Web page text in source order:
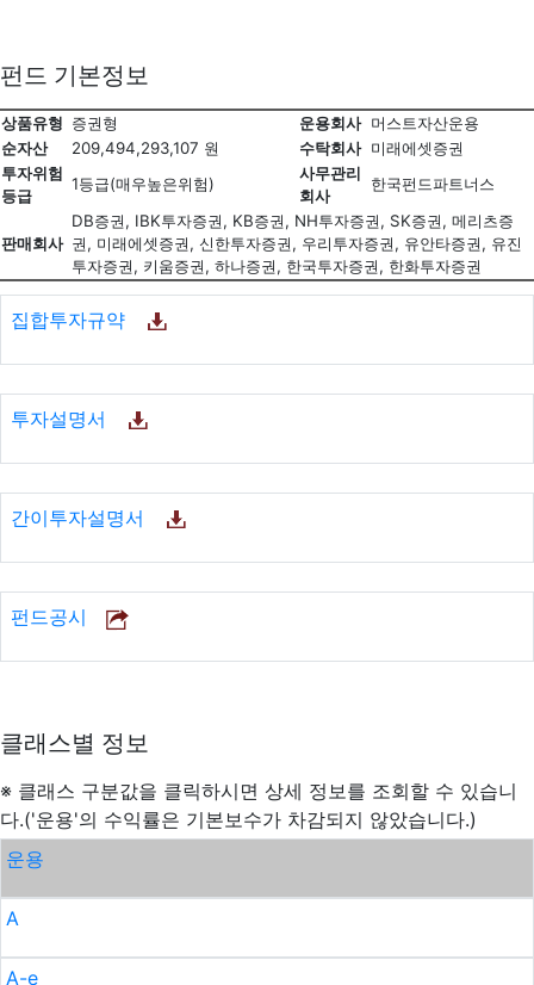
펀드 기본정보
상품유형 증권형 운용회사 머스트자산운용
순자산
209,494,293,107 원 수탁회사 미래에셋증권
투자위험
등급
1등급(매우높은위험)
사무관리
회사
한국펀드파트너스
판매회사
DB증권, IBK투자증권, KB증권, NH투자증권, SK증권, 메리츠증
권, 미래에셋증권, 신한투자증권, 우리투자증권, 유안타증권, 유진
투자증권, 키움증권, 하나증권, 한국투자증권, 한화투자증권
집합투자규약
투자설명서
간이투자설명서
펀드공시
클래스별 정보
※ 클래스 구분값을 클릭하시면 상세 정보를 조회할 수 있습니
다.('운용'의 수익률은 기본보수가 차감되지 않았습니다.)
운용
A
A-e